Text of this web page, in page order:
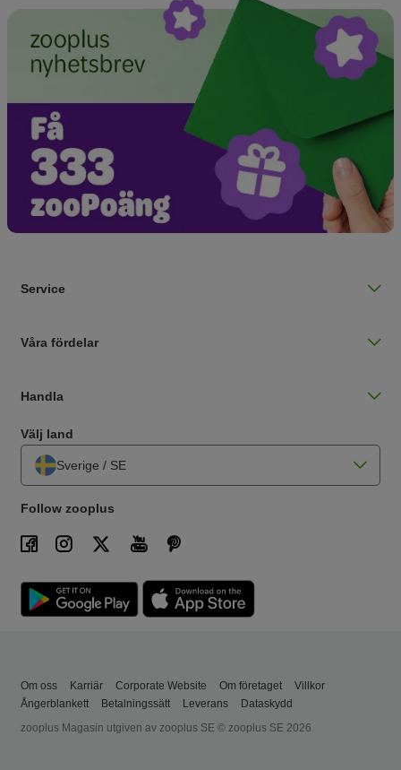
Service
Våra fördelar
Handla
Välj land
Sverige / SE
Follow zooplus
Om oss Karriär Corporate Website Om företaget
Villkor
Ångerblankett
Betalningssätt Leverans
Dataskydd
zooplus Magasin utgiven av zooplus SE © zooplus SE 2026